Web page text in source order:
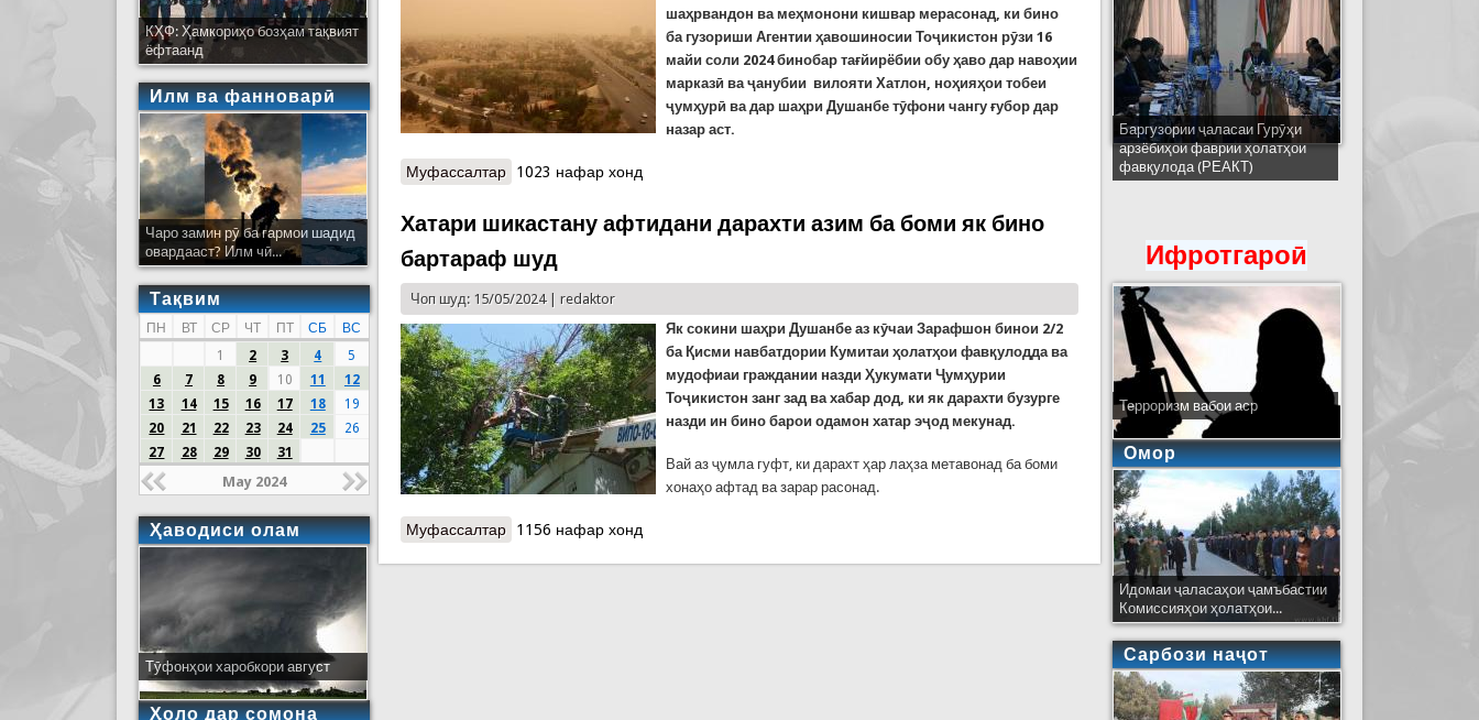
шаҳрвандон ва меҳмонони кишвар мерасонад, ки бино
ба гузориши Агентии ҳавошиносии Тоҷикистон рӯзи 16
майи соли 2024 бинобар тағйирёбии обу ҳаво дар навоҳии
марказӣ ва ҷанубии вилояти Хатлон, ноҳияҳои тобеи
ҷумҳурӣ ва дар шаҳри Душанбе тӯфони чангу ғубор дар
назар аст.
Муфассалтар о КҲФ: Эҳтиёт кунед, тӯфони гарду ғубор!
1023 нафар хонд
Хатари шикастану афтидани дарахти азим ба боми як бино
бартараф шуд
Чоп шуд: 15/05/2024 |redaktor
Як сокини шаҳри Душанбе аз кӯчаи Зарафшон бинои 2/2
ба Қисми навбатдории Кумитаи ҳолатҳои фавқулодда ва
мудофиаи граждании назди Ҳукумати Ҷумҳурии
Тоҷикистон занг зад ва хабар дод, ки як дарахти бузурге
назди ин бино барои одамон хатар эҷод мекунад.
Вай аз ҷумла гуфт, ки дарахт ҳар лаҳза метавонад ба боми
хонаҳо афтад ва зарар расонад.
Муфассалтар о Хатари шикастану афтидани дарахти азим ба боми як бино бартараф шуд
1156 нафар хонд
КҲФ: Ҳамкориҳо бозҳам тақвият
ёфтаанд
Илм ва фанноварӣ
Чаро замин рӯ ба гармои шадид
овардааст? Илм чӣ...
Тақвим
ПН ВТ СР ЧТ ПТ СБ
ВС
1
2 3 4
5
6
7 8 9 10 11
12
13
14 15 16 17 18
19
20
21 22 23 24 25
26
27
28 29 30 31
May 2024
Ҳаводиси олам
Тӯфонҳои харобкори август
Ҳоло дар сомона
Баргузории ҷаласаи Гурӯҳи
арзёбиҳои фаврии ҳолатҳои
фавқулода (РЕАКТ)
Ширкати ҳайати Тоҷикистон дар
ҷаласаи идораҳои наҷоти
кишварҳои узви СҲШ дар
шаҳри Деҳлӣ
Ифротгароӣ
Терроризм вабои аср
Омор
Идомаи ҷаласаҳои ҷамъбастии
Комиссияҳои ҳолатҳои...
Сарбози наҷот